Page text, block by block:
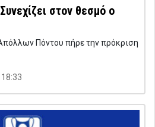
στον θεσμό ο
Πόντου πήρε την πρόκριση